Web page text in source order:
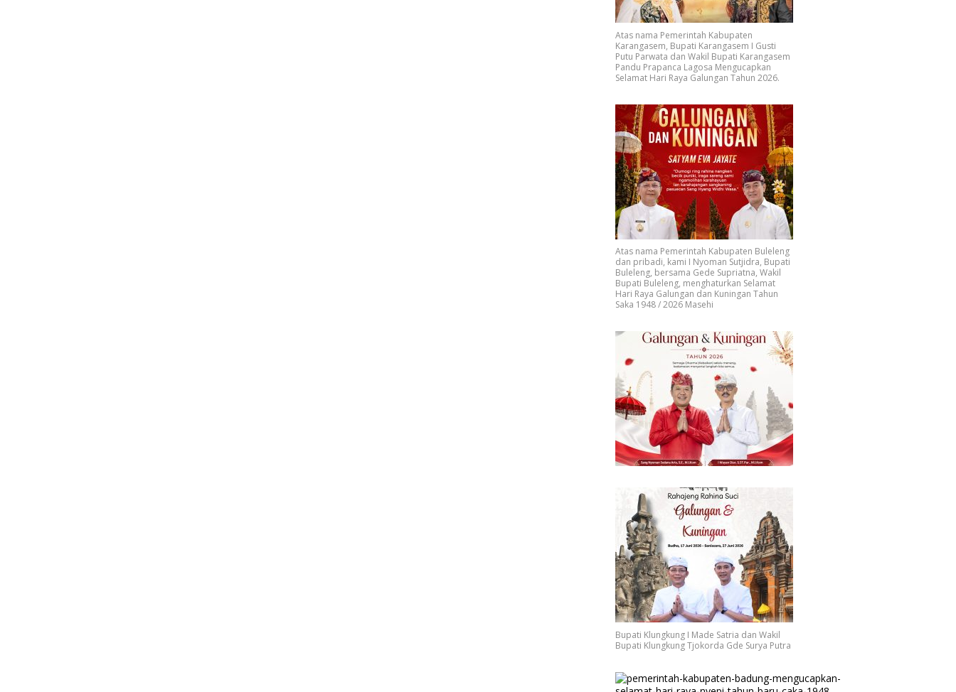
Atas nama Pemerintah Kabupaten
Karangasem, Bupati Karangasem I Gusti
Putu Parwata dan Wakil Bupati Karangasem
Pandu Prapanca Lagosa Mengucapkan
Selamat Hari Raya Galungan Tahun 2026.
Atas nama Pemerintah Kabupaten Buleleng
dan pribadi, kami I Nyoman Sutjidra, Bupati
Buleleng, bersama Gede Supriatna, Wakil
Bupati Buleleng, menghaturkan Selamat
Hari Raya Galungan dan Kuningan Tahun
Saka 1948 / 2026 Masehi
Bupati Klungkung I Made Satria dan Wakil
Bupati Klungkung Tjokorda Gde Surya Putra